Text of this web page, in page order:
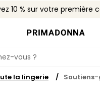
10 % sur votre première
Livraison gratuite à partir
📦 Retours gratuits
vous ?
la lingerie